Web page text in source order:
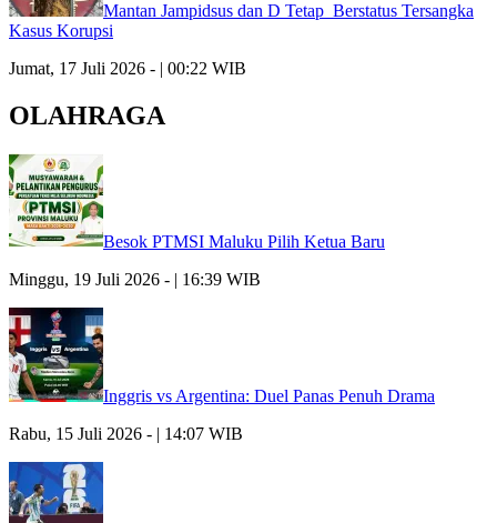
Mantan Jampidsus dan D Tetap Berstatus Tersangka
Kasus Korupsi
Jumat, 17 Juli 2026 - | 00:22 WIB
OLAHRAGA
Besok PTMSI Maluku Pilih Ketua Baru
Minggu, 19 Juli 2026 - | 16:39 WIB
Inggris vs Argentina: Duel Panas Penuh Drama
Rabu, 15 Juli 2026 - | 14:07 WIB